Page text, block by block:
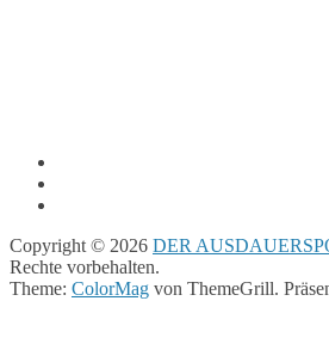
Copyright © 2026 DER
Rechte vorbehalten.
Theme: ColorMag von ThemeGrill.